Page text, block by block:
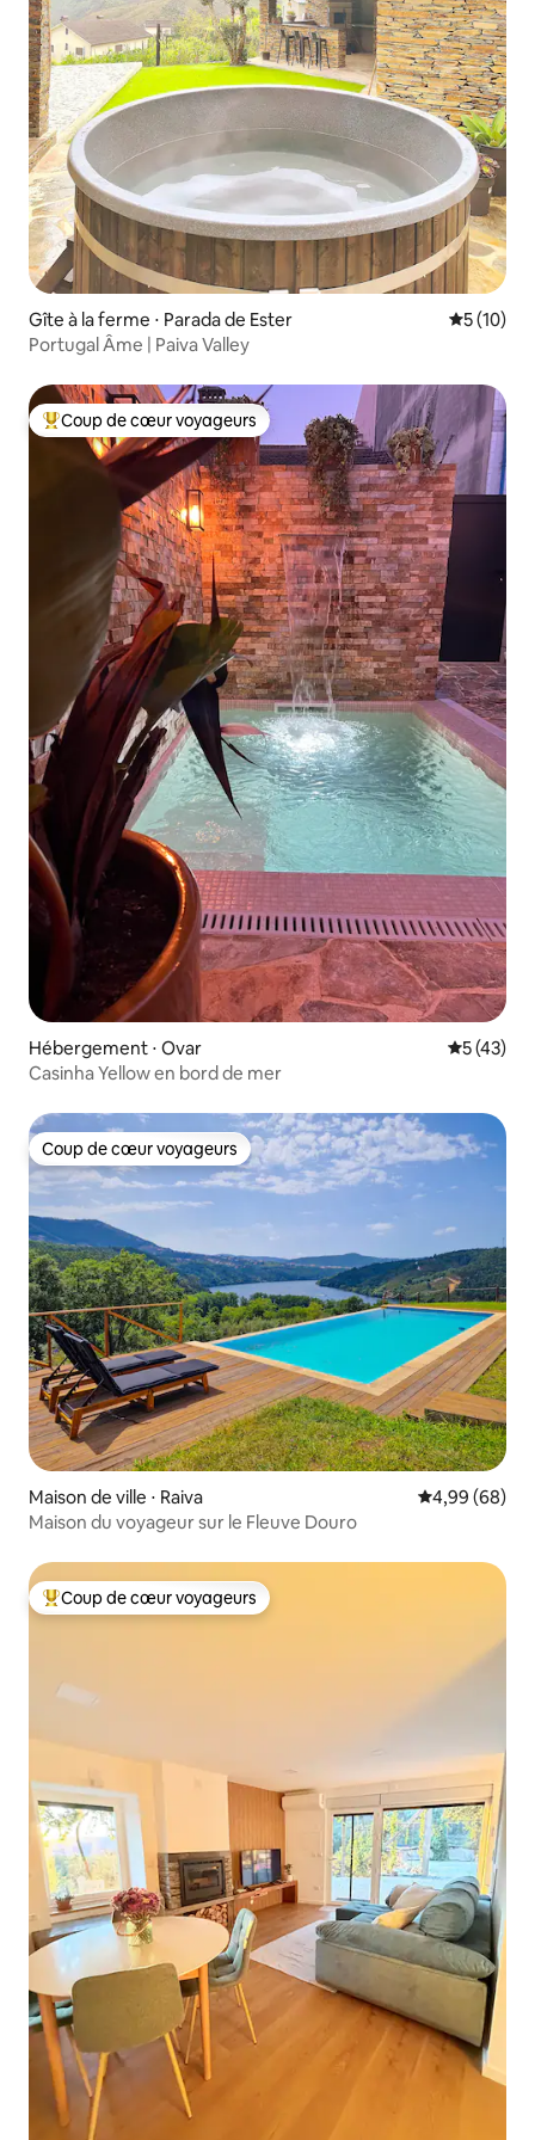
Gîte à la ferme ⋅ Parada de Ester
5 (10)
Portugal Âme | Paiva Valley
Coups de cœur voyageurs les plus appréciés
Coup de cœur voyageurs
Hébergement ⋅ Ovar
5 (43)
Casinha Yellow en bord de mer
Coup de cœur voyageurs
Coup de cœur voyageurs
Maison de ville ⋅ Raiva Évaluation
4,99 (68)
Maison du voyageur sur le Fleuve Douro
Coups de cœur voyageurs les plus appréciés
Coup de cœur voyageurs